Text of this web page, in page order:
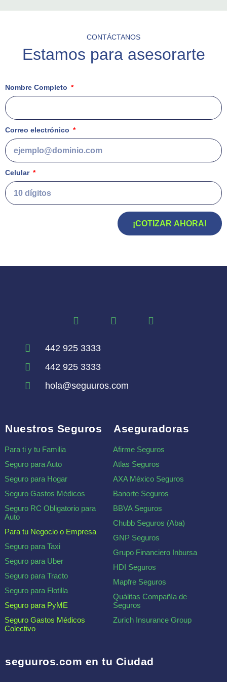
CONTÁCTANOS
Estamos para asesorarte
Nombre Completo
Correo electrónico
Celular
¡COTIZAR AHORA!
442 925 3333
442 925 3333
hola@seguuros.com
Nuestros Seguros
Para ti y tu Familia
Seguro para Auto
Seguro para Hogar
Seguro Gastos Médicos
Seguro RC Obligatorio para
Auto
Para tu Negocio o Empresa
Seguro para Taxi
Seguro para Uber
Seguro para Tracto
Seguro para Flotilla
Seguro para PyME
Seguro Gastos Médicos
Colectivo
Aseguradoras
Afirme Seguros
Atlas Seguros
AXA México Seguros
Banorte Seguros
BBVA Seguros
Chubb Seguros (Aba)
GNP Seguros
Grupo Financiero Inbursa
HDI Seguros
Mapfre Seguros
Quálitas Compañía de
Seguros
Zurich Insurance Group
seguuros.com en tu Ciudad